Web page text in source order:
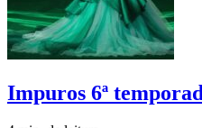
Impuros 6ª